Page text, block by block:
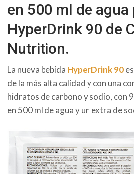
en 500 ml de agua
HyperDrink 90 de
Nutrition.
La nueva bebida HyperDrink 90
de la más alta calidad y con una
hidratos de carbono y sodio, con
en 500 ml de agua y un extra de